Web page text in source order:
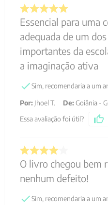
Essencial para uma
adequada de um
importantes da
a imaginação ativa
Sim, recomendaria a um
Por: Jhoel T. De:Goiânia -
Essa avaliação foi útil?
O livro chegou bem
nenhum defeito!
Sim, recomendaria a um